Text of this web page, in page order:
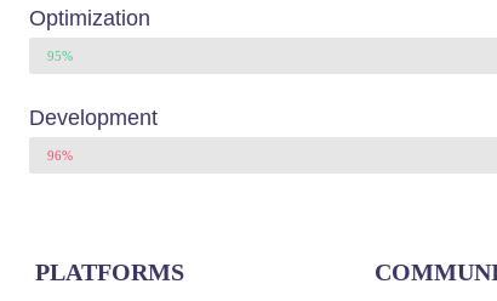
Optimization
95%
Development
96%
PLATFORMS